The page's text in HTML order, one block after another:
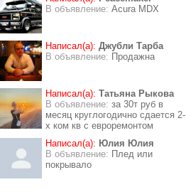
В объявление: Acura MDX
Написал(а): Джубли Тарба
В объявление: Продажна
Написал(а): Татьяна Рыкова
В объявление: за 30т руб в
месяц круглогодично сдается 2-
х ком кв с евроремонтом
Написал(а): Юлия Юлия
В объявление: Плед или
покрывало